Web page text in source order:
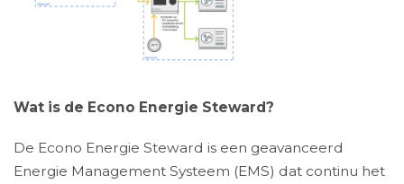
Wat is de Econo Energie Steward?
De Econo Energie Steward is een geavanceerd
Energie Management Systeem (EMS) dat continu het